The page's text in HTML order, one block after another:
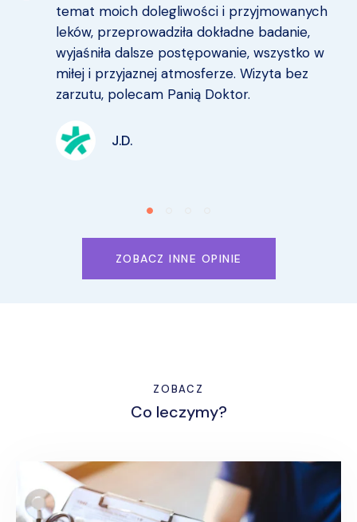
temat moich dolegliwości i przyjmowanych
leków, przeprowadziła dokładne badanie,
wyjaśniła dalsze postępowanie, wszystko w
miłej i przyjaznej atmosferze. Wizyta bez
zarzutu, polecam Panią Doktor.
J.D.
ZOBACZ INNE OPINIE
ZOBACZ
Co leczymy?